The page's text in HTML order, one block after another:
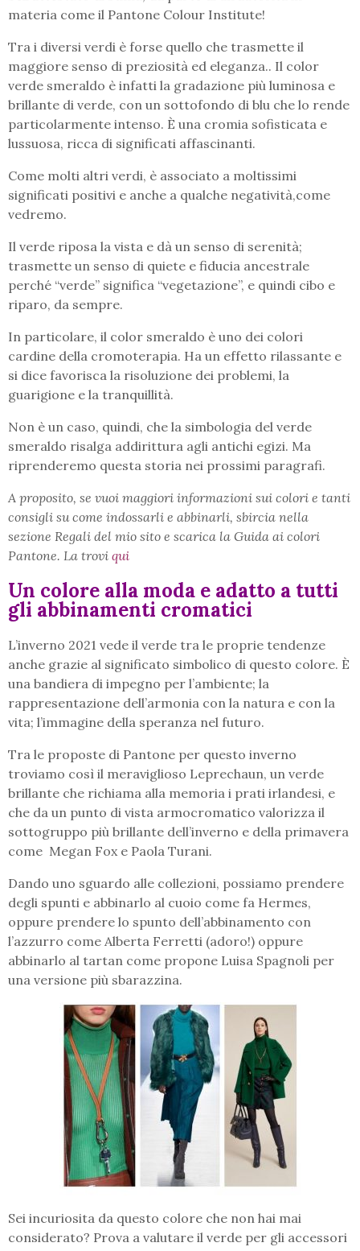
materia come il Pantone Colour Institute!
Tra i diversi verdi è forse quello che trasmette il
maggiore senso di preziosità ed eleganza.. Il color
verde smeraldo è infatti la gradazione più luminosa e
brillante di verde, con un sottofondo di blu che lo rende
particolarmente intenso. È una cromia sofisticata e
lussuosa, ricca di significati affascinanti.
Come molti altri verdi, è associato a moltissimi
significati positivi e anche a qualche negatività,come
vedremo.
Il verde riposa la vista e dà un senso di serenità;
trasmette un senso di quiete e fiducia ancestrale
perché “verde” significa “vegetazione”, e quindi cibo e
riparo, da sempre.
In particolare, il color smeraldo è uno dei colori
cardine della cromoterapia. Ha un effetto rilassante e
si dice favorisca la risoluzione dei problemi, la
guarigione e la tranquillità.
Non è un caso, quindi, che la simbologia del verde
smeraldo risalga addirittura agli antichi egizi. Ma
riprenderemo questa storia nei prossimi paragrafi.
A proposito, se vuoi maggiori informazioni sui colori e tanti
consigli su come indossarli e abbinarli, sbircia nella
sezione Regali del mio sito e scarica la Guida ai colori
Pantone. La trovi qui
Un colore alla moda e adatto a tutti
gli abbinamenti cromatici
L’inverno 2021 vede il verde tra le proprie tendenze
anche grazie al significato simbolico di questo colore. È
una bandiera di impegno per l’ambiente; la
rappresentazione dell’armonia con la natura e con la
vita; l’immagine della speranza nel futuro.
Tra le proposte di Pantone per questo inverno
troviamo così il meraviglioso Leprechaun, un verde
brillante che richiama alla memoria i prati irlandesi, e
che da un punto di vista armocromatico valorizza il
sottogruppo più brillante dell’inverno e della primavera
come Megan Fox e Paola Turani.
Dando uno sguardo alle collezioni, possiamo prendere
degli spunti e abbinarlo al cuoio come fa Hermes,
oppure prendere lo spunto dell’abbinamento con
l’azzurro come Alberta Ferretti (adoro!) oppure
abbinarlo al tartan come propone Luisa Spagnoli per
una versione più sbarazzina.
Sei incuriosita da questo colore che non hai mai
considerato? Prova a valutare il verde per gli accessori